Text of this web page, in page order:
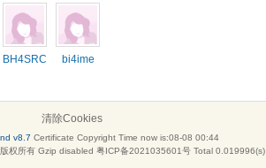
BH4SRC bi4ime
清除Cookies
v8.7 Certificate Copyright Time now is:08-08 00:44
版权所有 Gzip disabled 粤ICP备2021035601号 Total 0.019996(s)